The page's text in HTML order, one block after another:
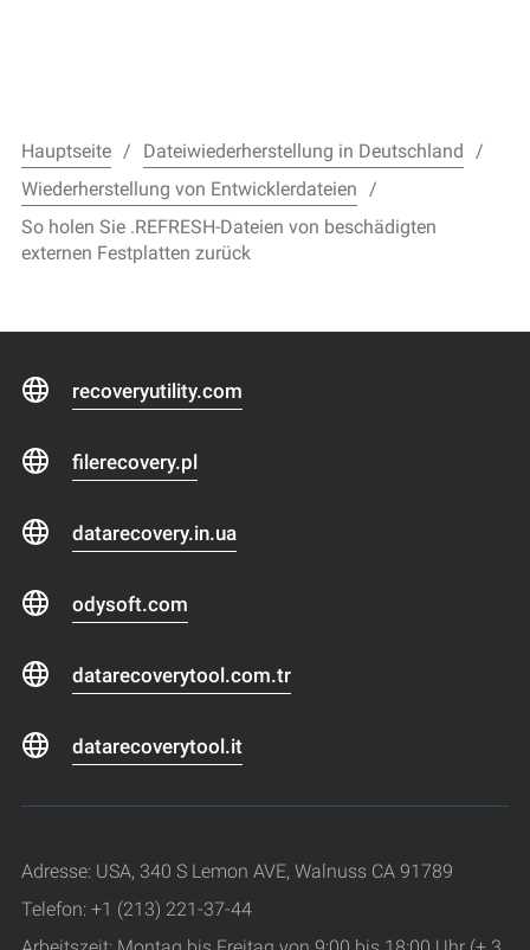
Hauptseite
Dateiwiederherstellung in Deutschland
Wiederherstellung von Entwicklerdateien
So holen Sie .REFRESH-Dateien von beschädigten
externen Festplatten zurück
recoveryutility.com
filerecovery.pl
datarecovery.in.ua
odysoft.com
datarecoverytool.com.tr
datarecoverytool.it
Adresse: USA, 340 S Lemon AVE, Walnuss CA 91789
Telefon: +1 (213) 221-37-44